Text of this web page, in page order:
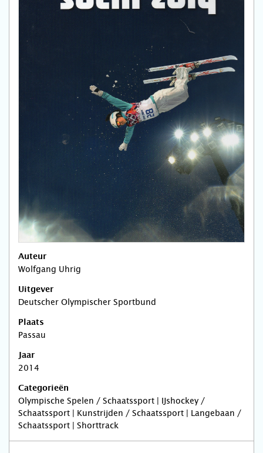
Auteur
Wolfgang Uhrig
Uitgever
Deutscher Olympischer Sportbund
Plaats
Passau
Jaar
2014
Categorieën
Olympische Spelen / Schaatssport | IJshockey /
Schaatssport | Kunstrijden / Schaatssport | Langebaan /
Schaatssport | Shorttrack